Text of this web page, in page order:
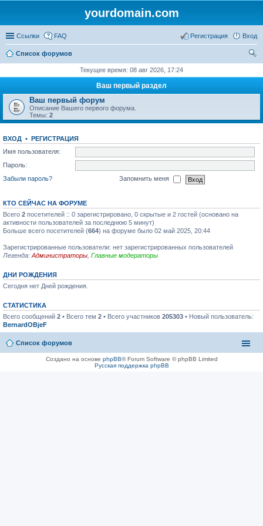
yourdomain.com
Ссылки FAQ Вход
Регистрация
Список форумов
Текущее время: 08 авг 2026, 17:24
Ваш первый раздел
Ваш первый форум
Описание Вашего первого форума.
Темы: 2
ВХОД • РЕГИСТРАЦИЯ
Имя пользователя:
Пароль:
Забыли пароль?
Запомнить меня
КТО СЕЙЧАС НА ФОРУМЕ
Всего 2 посетителей :: 0 зарегистрировано, 0 скрытые и 2 гостей (основано на
активности пользователей за последнюю 5 минут)
Больше всего посетителей (664) на форуме было 02 май 2025, 20:44
Зарегистрированные пользователи: нет зарегистрированных пользователей
Легенда: Администраторы Главные модераторы
ДНИ РОЖДЕНИЯ
Сегодня нет Дней рождения.
СТАТИСТИКА
Всего сообщений 2 • Всего тем 2 • Всего участников 205303 • Новый пользователь:
BernardOBjeF
Список форумов
Создано на основе phpBB® Forum Software © phpBB Limited
Русская поддержка phpBB